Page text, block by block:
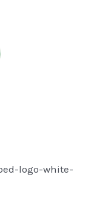
logo-white-